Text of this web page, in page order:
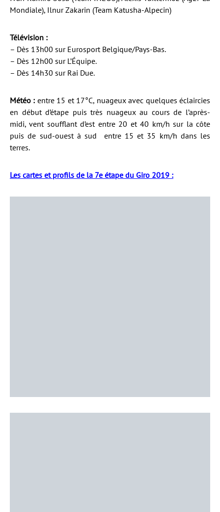
Mondiale), Ilnur Zakarin (Team Katusha-Alpecin)
Télévision :
– Dès 13h00 sur Eurosport Belgique/Pays-Bas.
– Dès 12h00 sur L’Équipe.
– Dès 14h30 sur Rai Due.
Météo : entre 15 et 17°C, nuageux avec quelques éclaircies
en début d’étape puis très nuageux au cours de l’après-
midi, vent soufflant d’est entre 20 et 40 km/h sur la côte
puis de sud-ouest à sud entre 15 et 35 km/h dans les
terres.
Les cartes et profils de la 7e étape du Giro 2019 :